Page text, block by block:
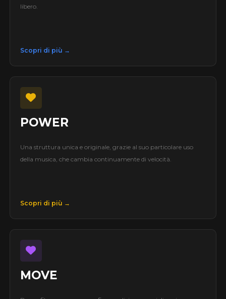
libero.
Scopri di più →
POWER
Una struttura unica e originale, grazie al suo particolare uso
della musica, che cambia continuamente di velocità.
Scopri di più →
MOVE